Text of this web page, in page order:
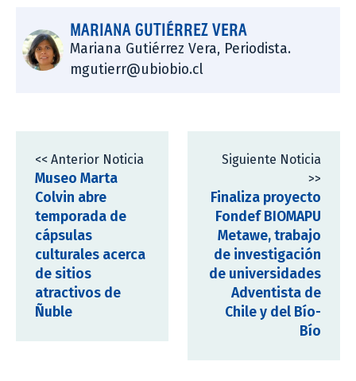
MARIANA GUTIÉRREZ VERA
Mariana Gutiérrez Vera, Periodista.
mgutierr@ubiobio.cl
<< Anterior Noticia
Museo Marta
Colvin abre
temporada de
cápsulas
culturales acerca
de sitios
atractivos de
Ñuble
Siguiente Noticia
>>
Finaliza proyecto
Fondef BIOMAPU
Metawe, trabajo
de investigación
de universidades
Adventista de
Chile y del Bío-
Bío